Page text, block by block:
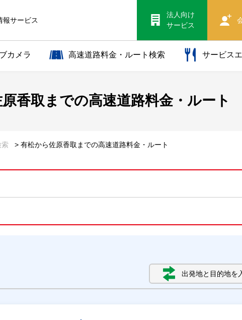
報サービス
法人向け
サービス
カメラ 高速道路料金・ルート検索 サービス
香取までの高速道路料金・ルート
> 有松から佐原香取までの高速道路料金・ルート
出発地と目的地を